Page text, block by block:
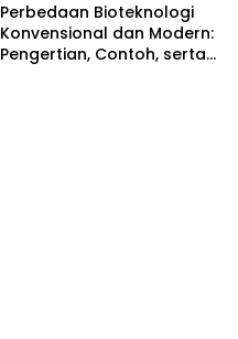
Perbedaan Bioteknologi
Konvensional dan Modern:
Pengertian, Contoh, serta